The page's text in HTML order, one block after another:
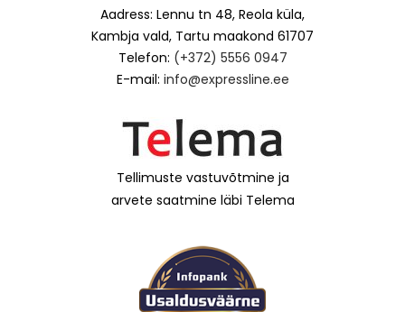
Aadress: Lennu tn 48, Reola küla,
Kambja vald, Tartu maakond 61707
Telefon: (+372) 5556 0947
E-mail: info@expressline.ee
Tellimuste vastuvõtmine ja
arvete saatmine läbi Telema